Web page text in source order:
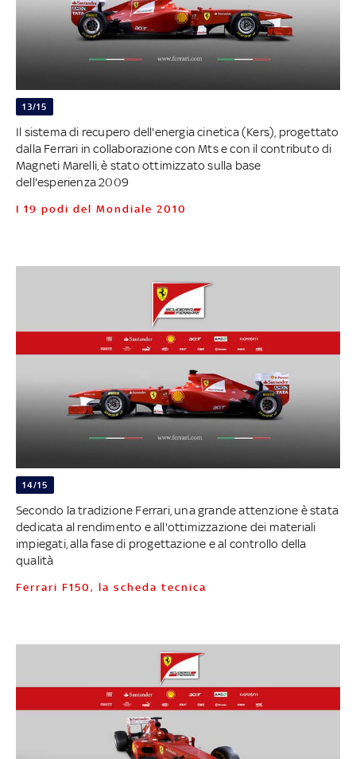
13/15
Il sistema di recupero dell'energia cinetica (Kers), progettato
dalla Ferrari in collaborazione con Mts e con il contributo di
Magneti Marelli, è stato ottimizzato sulla base
dell'esperienza 2009
I 19 podi del Mondiale 2010
14/15
Secondo la tradizione Ferrari, una grande attenzione è stata
dedicata al rendimento e all'ottimizzazione dei materiali
impiegati, alla fase di progettazione e al controllo della
qualità
Ferrari F150, la scheda tecnica